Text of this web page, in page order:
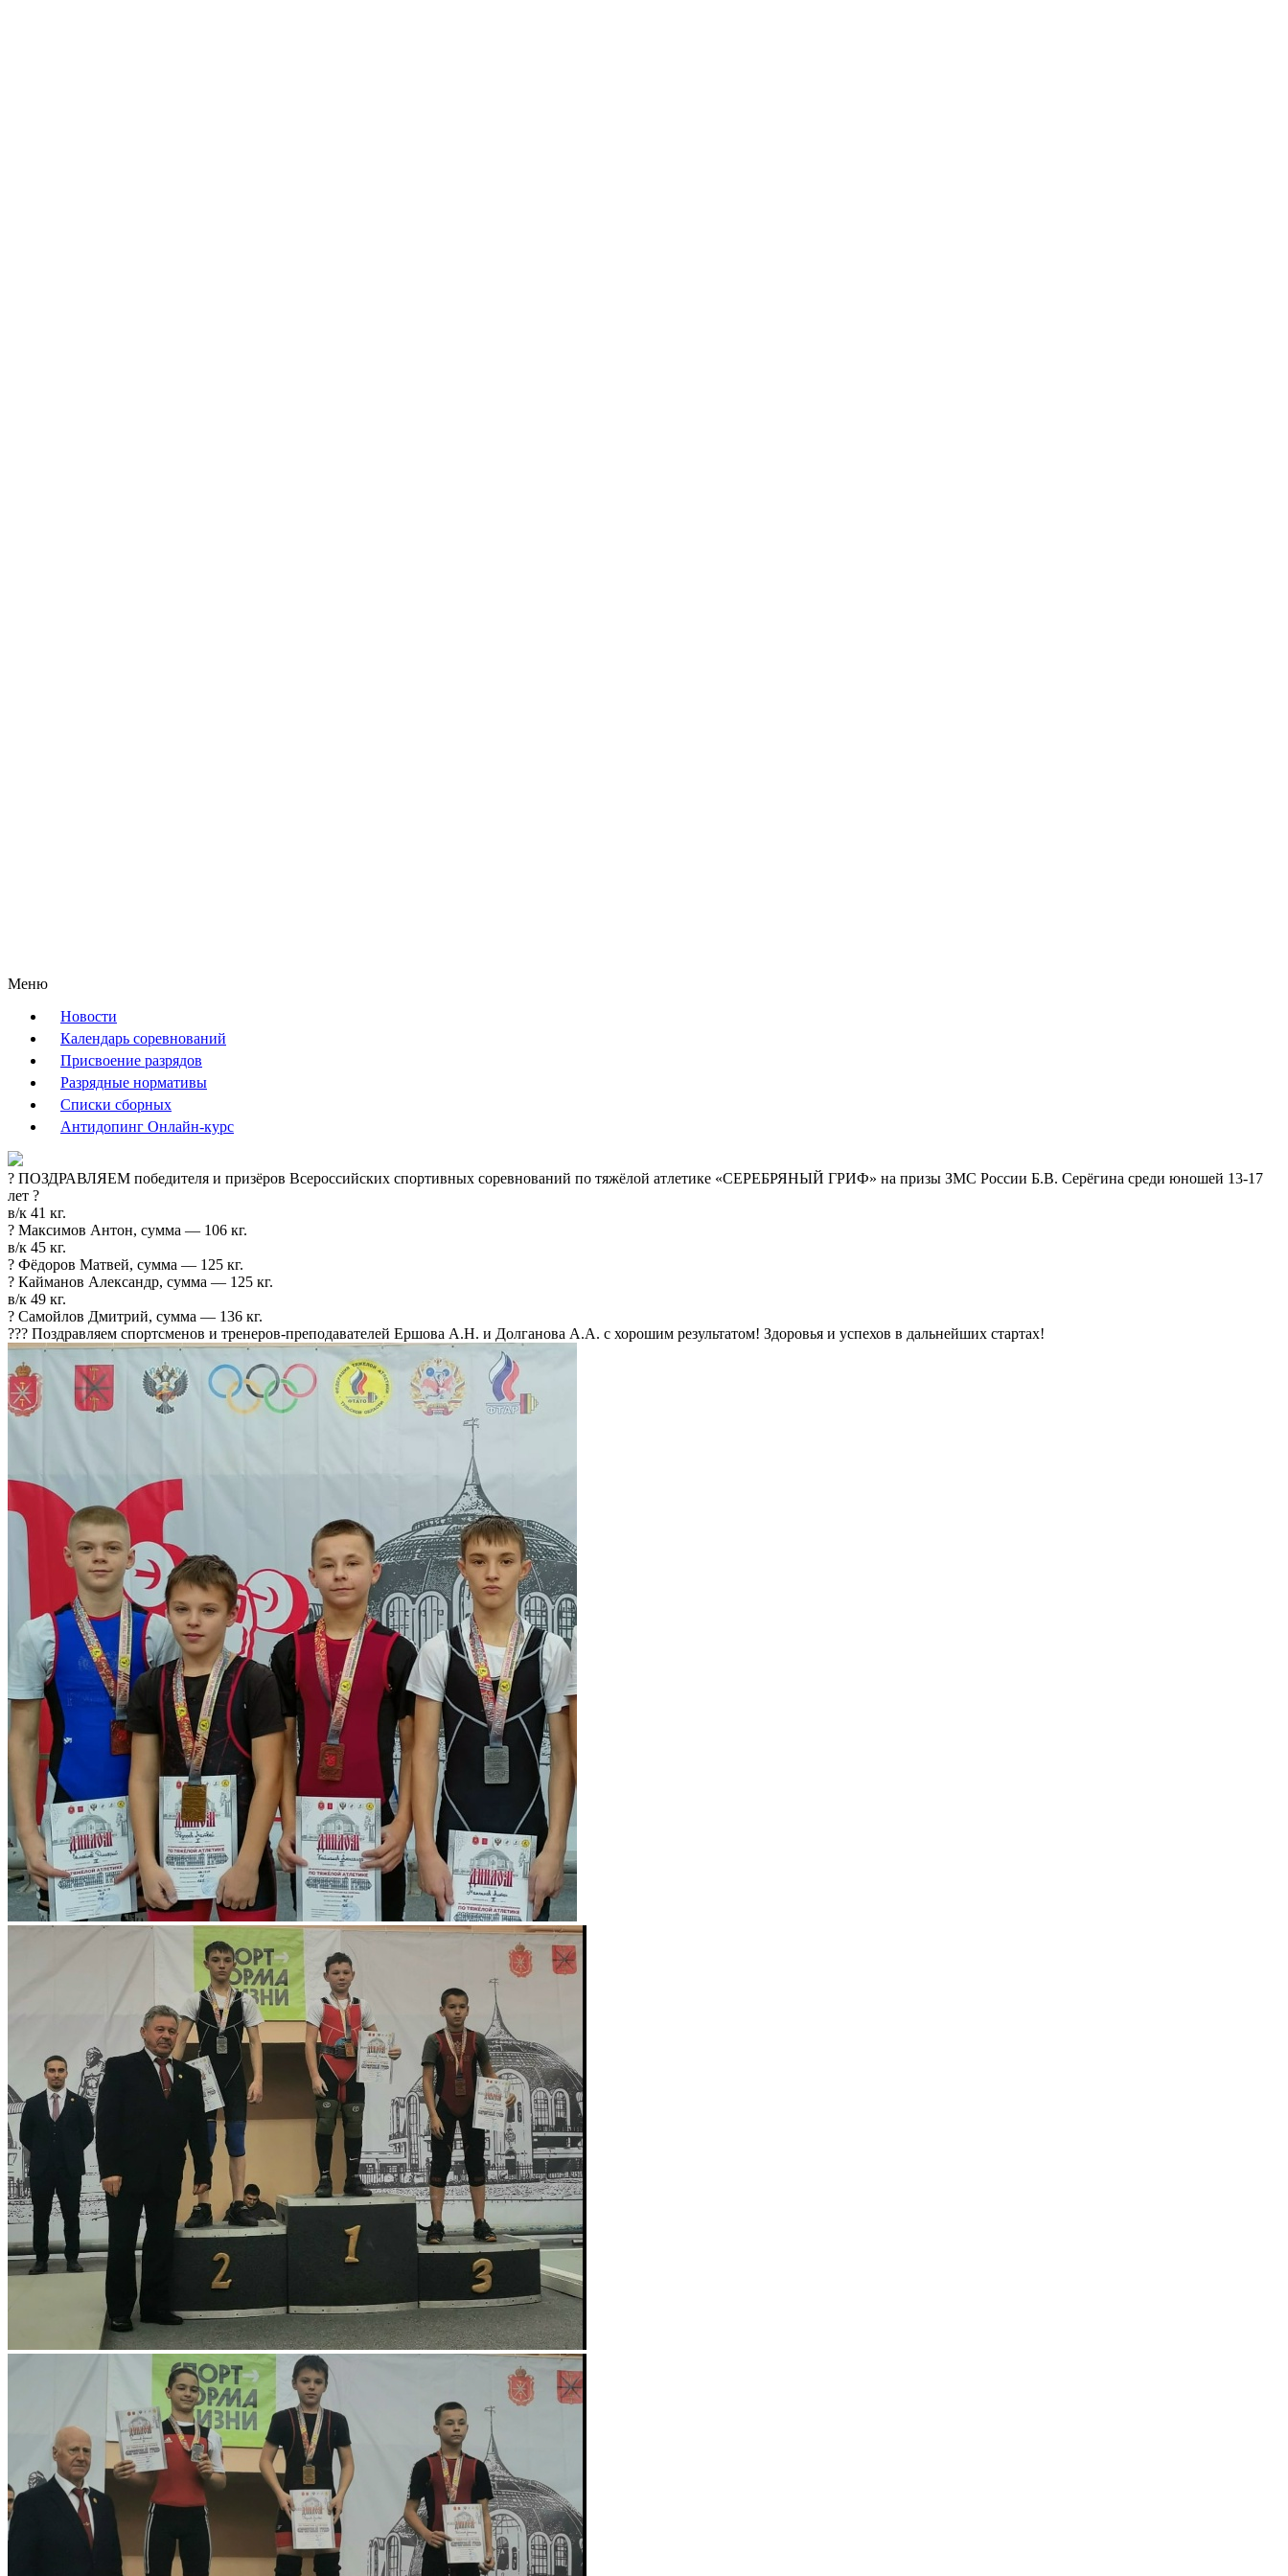
Меню
Новости
Календарь соревнований
Присвоение разрядов
Разрядные нормативы
Списки сборных
Антидопинг Онлайн-курс
? ПОЗДРАВЛЯЕМ победителя и призёров Всероссийских спортивных соревнований по тяжёлой атлетике «СЕРЕБРЯНЫЙ ГРИФ» на призы ЗМС России Б.В. Серёгина среди юношей 13-17
лет ?️
в/к 41 кг.
? Максимов Антон, сумма — 106 кг.
в/к 45 кг.
? Фёдоров Матвей, сумма — 125 кг.
? Кайманов Александр, сумма — 125 кг.
в/к 49 кг.
? Самойлов Дмитрий, сумма — 136 кг.
??? Поздравляем спортсменов и тренеров-преподавателей Ершова А.Н. и Долганова А.А. с хорошим результатом! Здоровья и успехов в дальнейших стартах!